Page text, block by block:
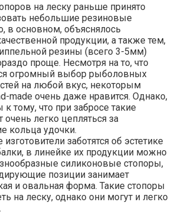
на леску раньше принято
небольшие резиновые
в основном, объяснялось
продукции, а также тем,
резины (всего 3-5мм)
проще. Несмотря на то, что
огромный выбор рыболовных
на любой вкус, некоторым
made очень даже нравится. Однако,
к тому, что при забросе такие
очень легко цепляться за
кольца удочки.
заботятся об эстетике
в линейке их продукции можно
силиконовые стопоры,
позиции занимает
и овальная форма. Такие стопоры
на леску, однако они могут и легко